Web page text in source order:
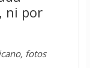
ni por
fotos